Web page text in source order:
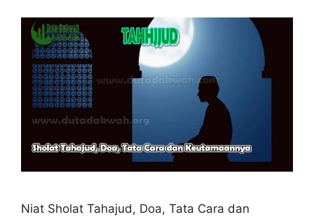
Niat Sholat Tahajud, Doa, Tata Cara dan